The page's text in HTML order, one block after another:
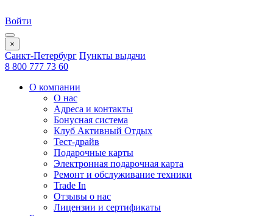
Войти
×
Санкт-Петербург Пункты выдачи
8 800 777 73 60
О компании
О нас
Адреса и контакты
Бонусная система
Клуб Активный Отдых
Тест-драйв
Подарочные карты
Электронная подарочная карта
Ремонт и обслуживание техники
Trade In
Отзывы о нас
Лицензии и сертификаты